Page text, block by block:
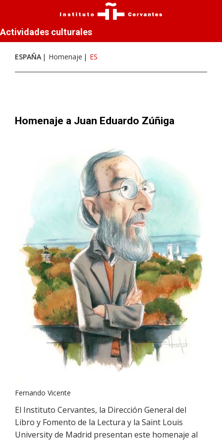
Actividades culturales
ESPAÑA Homenaje ES
Homenaje a Juan Eduardo Zúñiga
Fernando Vicente
El Instituto Cervantes, la Dirección General del
Libro y Fomento de la Lectura y la Saint Louis
University de Madrid presentan este homenaje al